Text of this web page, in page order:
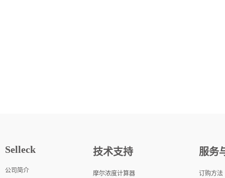
Selleck
公司简介
技术支持
摩尔浓度计算器
服务
订购方法